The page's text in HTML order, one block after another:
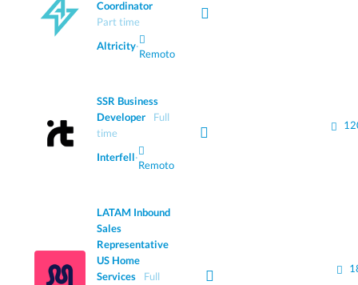
Coordinator
Part time
Altricity·
Remoto
SSR Business
Developer
Full
time
Interfell·
Remoto
LATAM Inbound
Sales
Representative
US Home
Services
Full